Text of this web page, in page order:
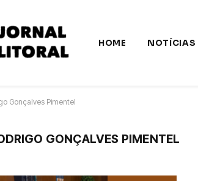
HOME NOTÍCIAS
Gonçalves Pimentel
GONÇALVES PIMENTEL